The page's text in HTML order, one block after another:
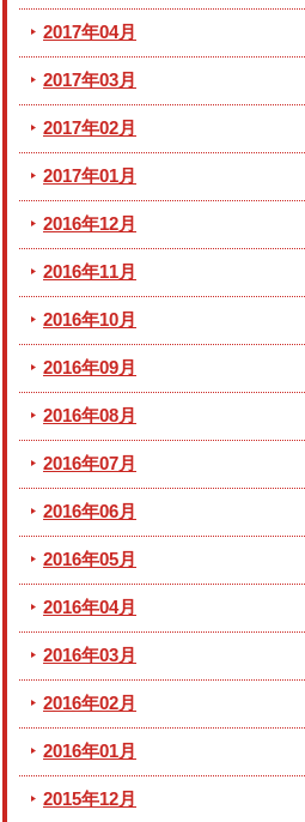
2017年04月
2017年03月
2017年02月
2017年01月
2016年12月
2016年11月
2016年10月
2016年09月
2016年08月
2016年07月
2016年06月
2016年05月
2016年04月
2016年03月
2016年02月
2016年01月
2015年12月